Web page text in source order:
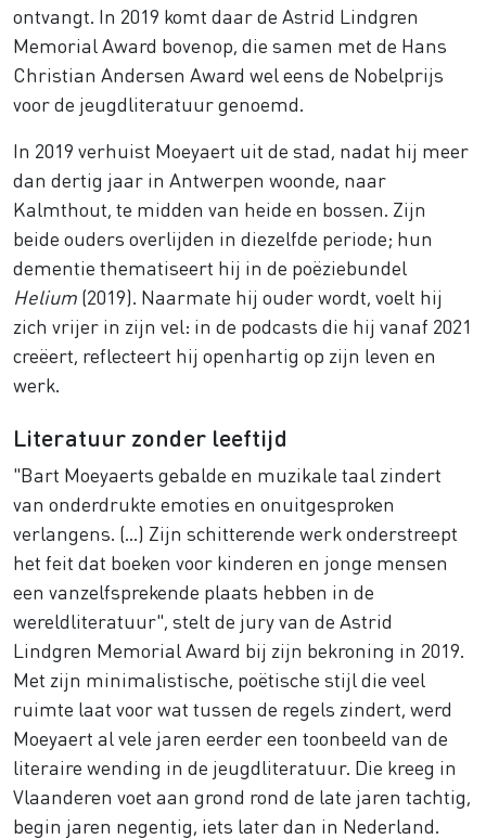
ontvangt. In 2019 komt daar de Astrid Lindgren
Memorial Award bovenop, die samen met de Hans
Christian Andersen Award wel eens de Nobelprijs
voor de jeugdliteratuur genoemd.
In 2019 verhuist Moeyaert uit de stad, nadat hij meer
dan dertig jaar in Antwerpen woonde, naar
Kalmthout, te midden van heide en bossen. Zijn
beide ouders overlijden in diezelfde periode; hun
dementie thematiseert hij in de poëziebundel
Helium (2019). Naarmate hij ouder wordt, voelt hij
zich vrijer in zijn vel: in de podcasts die hij vanaf 2021
creëert, reflecteert hij openhartig op zijn leven en
werk.
Literatuur zonder leeftijd
"Bart Moeyaerts gebalde en muzikale taal zindert
van onderdrukte emoties en onuitgesproken
verlangens. (…) Zijn schitterende werk onderstreept
het feit dat boeken voor kinderen en jonge mensen
een vanzelfsprekende plaats hebben in de
wereldliteratuur", stelt de jury van de Astrid
Lindgren Memorial Award bij zijn bekroning in 2019.
Met zijn minimalistische, poëtische stijl die veel
ruimte laat voor wat tussen de regels zindert, werd
Moeyaert al vele jaren eerder een toonbeeld van de
literaire wending in de jeugdliteratuur. Die kreeg in
Vlaanderen voet aan grond rond de late jaren tachtig,
begin jaren negentig, iets later dan in Nederland.